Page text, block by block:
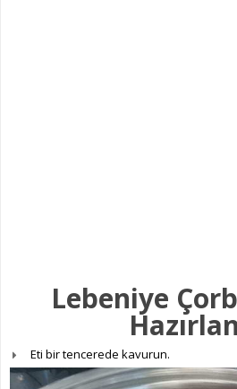
Lebeniye
Eti bir tencerede kavurun.